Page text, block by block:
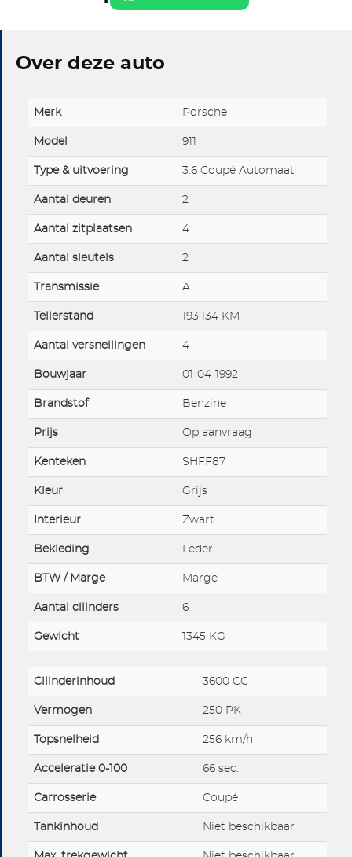
Over deze auto
Merk Porsche
Model 911
Type & uitvoering 3.6 Coupé Automaat
Aantal deuren 2
Aantal zitplaatsen 4
Aantal sleutels 2
Transmissie A
Tellerstand 193.134 KM
Aantal versnellingen 4
Bouwjaar 01-04-1992
Brandstof Benzine
Prijs Op aanvraag
Kenteken SHFF87
Kleur Grijs
Interieur Zwart
Bekleding Leder
BTW / Marge Marge
Aantal cilinders 6
Gewicht 1345 KG
Cilinderinhoud 3600 CC
Vermogen 250 PK
Topsnelheid 256 km/h
Acceleratie 0-100 66 sec.
Carrosserie Coupé
Tankinhoud Niet beschikbaar